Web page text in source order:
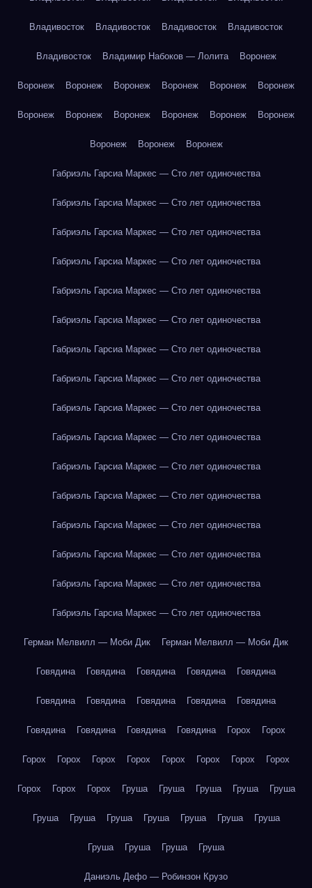
Владивосток Владивосток Владивосток Владивосток
Владивосток Владимир Набоков — Лолита Воронеж
Воронеж Воронеж Воронеж Воронеж Воронеж Воронеж
Воронеж Воронеж Воронеж Воронеж Воронеж Воронеж
Воронеж Воронеж Воронеж
Габриэль Гарсиа Маркес — Сто лет одиночества
Габриэль Гарсиа Маркес — Сто лет одиночества
Габриэль Гарсиа Маркес — Сто лет одиночества
Габриэль Гарсиа Маркес — Сто лет одиночества
Габриэль Гарсиа Маркес — Сто лет одиночества
Габриэль Гарсиа Маркес — Сто лет одиночества
Габриэль Гарсиа Маркес — Сто лет одиночества
Габриэль Гарсиа Маркес — Сто лет одиночества
Габриэль Гарсиа Маркес — Сто лет одиночества
Габриэль Гарсиа Маркес — Сто лет одиночества
Габриэль Гарсиа Маркес — Сто лет одиночества
Габриэль Гарсиа Маркес — Сто лет одиночества
Габриэль Гарсиа Маркес — Сто лет одиночества
Габриэль Гарсиа Маркес — Сто лет одиночества
Габриэль Гарсиа Маркес — Сто лет одиночества
Габриэль Гарсиа Маркес — Сто лет одиночества
Герман Мелвилл — Моби Дик Герман Мелвилл — Моби Дик
Говядина Говядина Говядина Говядина Говядина
Говядина Говядина Говядина Говядина Говядина
Говядина Говядина Говядина Говядина Горох Горох
Горох Горох Горох Горох Горох Горох Горох Горох
Горох Горох Горох Груша Груша Груша Груша Груша
Груша Груша Груша Груша Груша Груша Груша
Груша Груша Груша Груша
Даниэль Дефо — Робинзон Крузо